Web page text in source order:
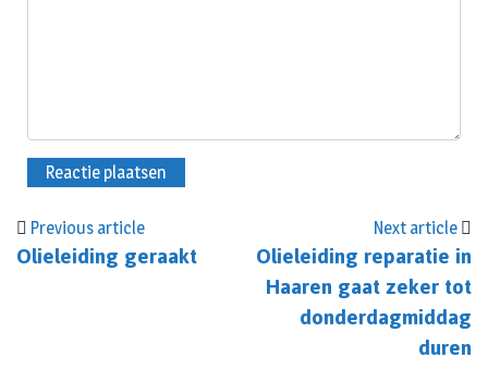
Previous article
Olieleiding geraakt
Next article
Olieleiding reparatie in
Haaren gaat zeker tot
donderdagmiddag
duren